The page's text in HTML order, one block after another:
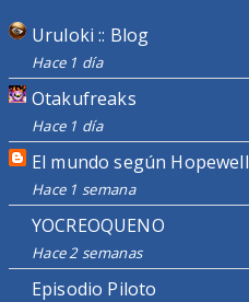
Uruloki :: Blog
Hace 1 día
Otakufreaks
Hace 1 día
El mundo según Hopewell
Hace 1 semana
YOCREOQUENO
Hace 2 semanas
Episodio Piloto